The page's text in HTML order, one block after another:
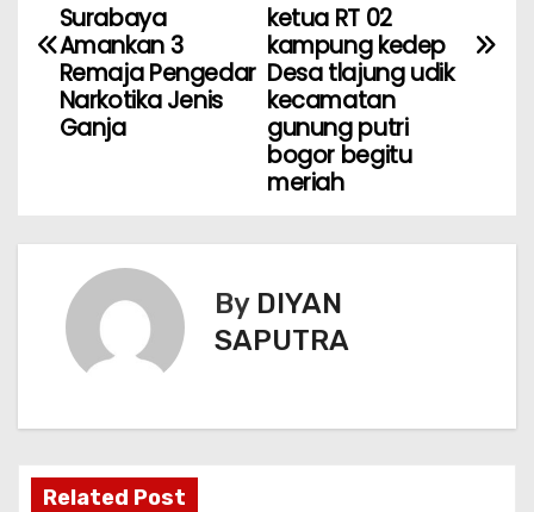
ketua RT 02
kampung kedep
Desa tlajung udik
kecamatan
gunung putri
bogor begitu
meriah ‎
Surabaya
Amankan 3
Remaja Pengedar
Narkotika Jenis
Ganja
By DIYAN
SAPUTRA
Related Post